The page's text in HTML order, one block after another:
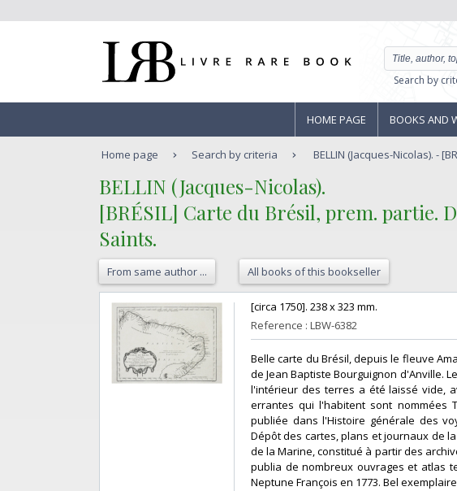
Search by
HOME PAGE BOOKS AND
Home page Search by criteria BELLIN (Jacques-Nicolas). -
‎BELLIN (Jacques-Nicolas).‎
‎[BRÉSIL] Carte du Brésil, prem. partie.
Saints.‎
From same author ... All books of this bookseller
‎[circa 1750]. 238 x 323 mm.‎
Reference : LBW-6382
‎Belle carte du Brésil, depuis le fleuve
de Jean Baptiste Bourguignon d'Anville.
l'intérieur des terres a été laissé vide,
errantes qui l'habitent sont nommées
publiée dans l'Histoire générale des
Dépôt des cartes, plans et journaux de
de la Marine, constitué à partir des
publia de nombreux ouvrages et atlas
Neptune François en 1773. Bel